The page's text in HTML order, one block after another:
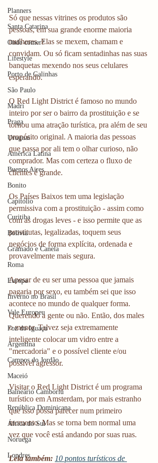
Planners
Santa Catarina
Onde comer?
Lifestyle
Porto de Galinhas
São Paulo
Madri
Praga
Uruguai
América Latina
Buenos Aires
Bonito
Capitólio
Curitiba
Bolívia
Gramado e Canela
Roma
Europa
Inverno no Brasil
Vale Europeu
Foz do Iguaçu
Argentina
Campos do Jordão
Maceió
Balneário Camboriú
República Dominicana
África do Sul
Noruega
Londres
Só que nessas vitrines os produtos são
pessoas, em sua grande enorme maioria
mulheres. Elas se mexem, chamam e
convidam. Ou só ficam sentadinhas nas suas
banquetas mexendo nos seus celulares
esperando.
O Red Light District é famoso no mundo
inteiro por ser o bairro da prostituição e se
tornou uma atração turística, pra além de seu
propósito original. A maioria das pessoas
que passa por ali tem o olhar curioso, não
comprador. Mas com certeza o fluxo de
clientes é grande.
Os Países Baixos tem uma legislação
permissiva com a prostituição - assim como
com as drogas leves - e isso permite que as
prostitutas, legalizadas, toquem seus
negócios de forma explícita, ordenada e
provavelmente mais segura.
Apesar de eu ser uma pessoa que jamais
pagaria por sexo, eu também sei que isso
acontece no mundo de qualquer forma.
Querendo a gente ou não. Então, dos males
o menor. Talvez seja extremamente
inteligente colocar um vidro entre a
"mercadoria" e o possível cliente e/ou
possível agressor.
Visitar o Red Light District é um programa
turístico em Amsterdam, por mais estranho
que isso possa parecer num primeiro
momento. Mas se torna bem normal uma
vez que você está andando por suas ruas.
Leia também: 10 pontos turísticos de